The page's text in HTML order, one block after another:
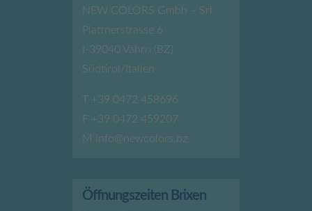
NEW COLORS Gmbh – Srl
Plattnerstrasse 6
I-39040 Vahrn (BZ)
Südtirol/Italien
T +39 0472 458696
F +39 0472 459207
M info@newcolors.bz
Öffnungszeiten Brixen